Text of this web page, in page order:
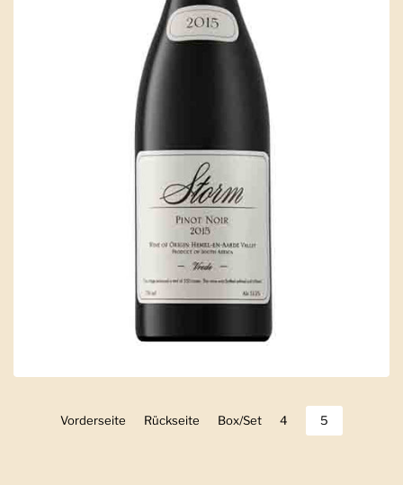
Zeige Folie 1
Vorderseite Zeige Folie 2
Rückseite Zeige Folie 3
Box/Set Zeige Folie 4
4 Zeige Folie 5
5